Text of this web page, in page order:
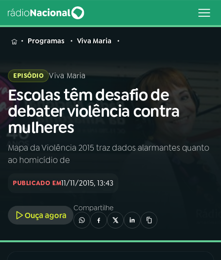
MENU
Buscar
na
Rádio
Nacional
Buscar
AO VIVO
INÍCIO
A RÁDIO
03PROGRAMAÇÃO
Programas Viva Maria
EPISÓDIO Viva Maria
Escolas têm desafio de
debater violência contra
mulheres
Mapa da Violência 2015 traz dados alarmantes quanto
ao homicídio de
PUBLICADO EM11/11/2015, 13:43
Ouça agora
Compartilhe